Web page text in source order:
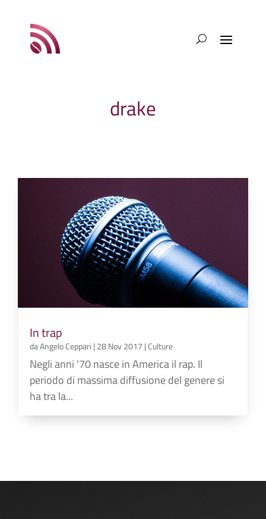
drake
In trap
daAngelo Ceppari | 28 Nov 2017 |Culture
Negli anni '70 nasce in America il rap. Il
periodo di massima diffusione del genere si
ha tra la...